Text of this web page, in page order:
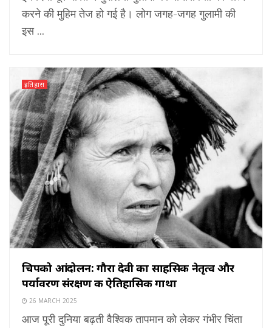
करने की मुहिम तेज हो गई है। लोग जगह-जगह गुलामी की
इस ...
इतिहास
चिपको आंदोलन: गौरा देवी का साहसिक नेतृत्व और
पर्यावरण संरक्षण की ऐतिहासिक गाथा
26 MARCH 2025
आज पूरी दुनिया बढ़ती वैश्विक तापमान को लेकर गंभीर चिंता